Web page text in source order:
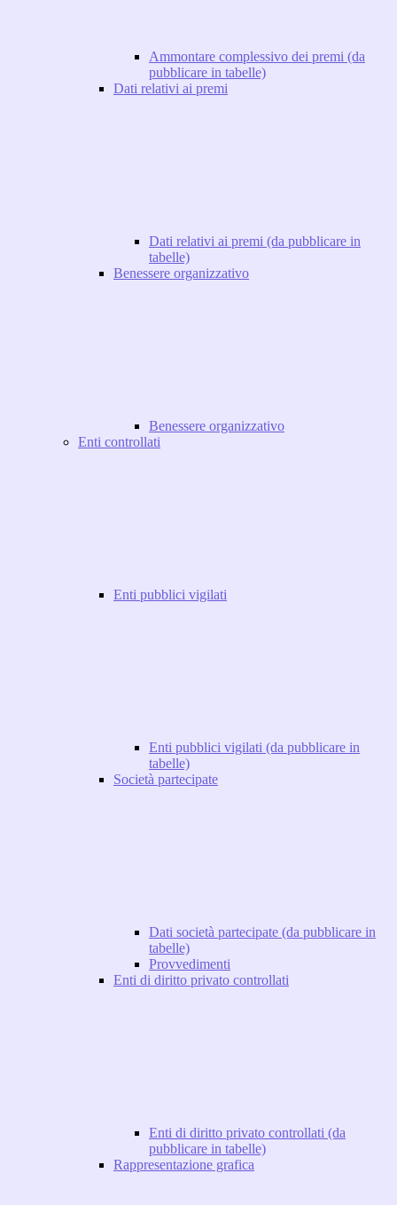
Ammontare complessivo dei premi (da
pubblicare in tabelle)
Dati relativi ai premi
Dati relativi ai premi (da pubblicare in
tabelle)
Benessere organizzativo
Benessere organizzativo
Enti controllati
Enti pubblici vigilati
Enti pubblici vigilati (da pubblicare in
tabelle)
Società partecipate
Dati società partecipate (da pubblicare in
tabelle)
Provvedimenti
Enti di diritto privato controllati
Enti di diritto privato controllati (da
pubblicare in tabelle)
Rappresentazione grafica